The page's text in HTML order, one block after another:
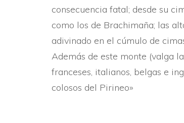
consecuencia fatal; desde su
como los de Brachimaña; las
adivinado en el cúmulo de
Además de este monte (valga
franceses, italianos, belgas e
colosos del Pirineo»